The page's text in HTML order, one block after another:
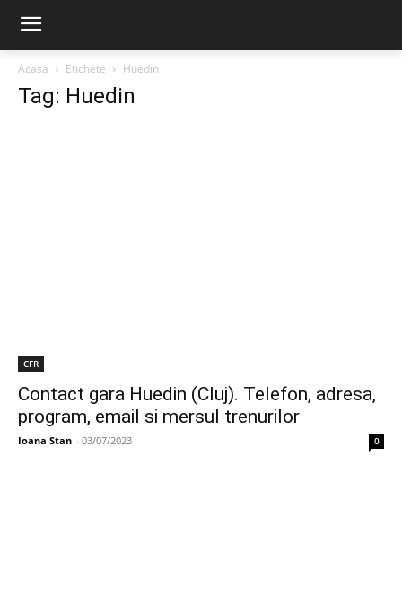
Acasă Etichete Huedin
Tag: Huedin
CFR
Contact gara Huedin (Cluj). Telefon, adresa,
program, email si mersul trenurilor
Ioana Stan - 03/07/2023 0